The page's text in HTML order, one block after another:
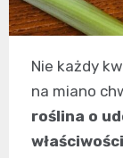
Nie każdy
na miano
roślina o